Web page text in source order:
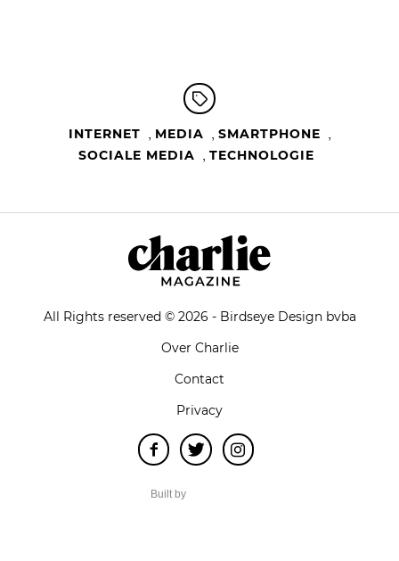
INTERNET , MEDIA , SMARTPHONE ,
SOCIALE MEDIA , TECHNOLOGIE
All Rights reserved © 2026 - Birdseye Design bvba
Over Charlie
Contact
Privacy
Built by